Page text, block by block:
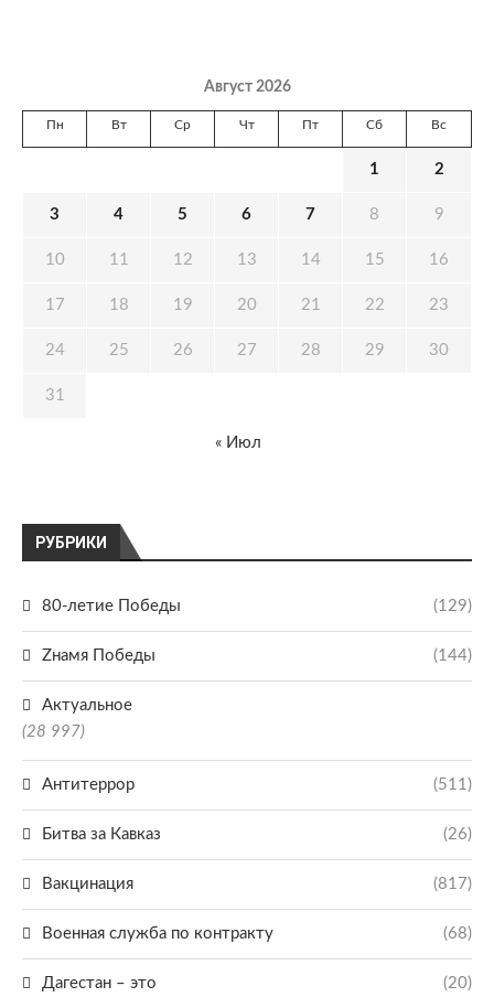
РУБРИКИ
80-летие Победы (129)
Zнамя Победы (144)
Актуальное
(28 997)
Антитеррор (511)
Битва за Кавказ (26)
Вакцинация (817)
Военная служба по контракту (68)
Дагестан – это (20)
Август 2026
Пн Вт Ср Чт Пт Сб Вс
1 2
3 4 5 6 7 8 9
10 11 12 13 14 15 16
17 18 19 20 21 22 23
24 25 26 27 28 29 30
31
« Июл